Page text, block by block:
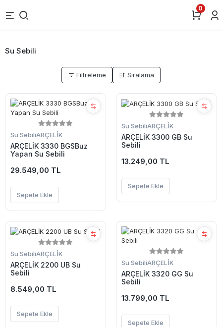
0
Su Sebili
Filtreleme Sıralama
Su SebiliARÇELİK
ARÇELİK 3330 BGSBuz
Yapan Su Sebili
29.549,00 TL
Sepete Ekle
Su SebiliARÇELİK
ARÇELİK 3300 GB Su
Sebili
13.249,00 TL
Sepete Ekle
Su SebiliARÇELİK
ARÇELİK 2200 UB Su
Sebili
8.549,00 TL
Sepete Ekle
Su SebiliARÇELİK
ARÇELİK 3320 GG Su
Sebili
13.799,00 TL
Sepete Ekle